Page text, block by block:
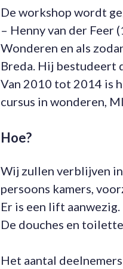
De workshop wordt
– Henny van der Feer
Wonderen en als
Breda. Hij bestudeert
Van 2010 tot 2014 is
cursus in wonderen,
Hoe?
Wij zullen verblijven
persoons kamers,
Er is een lift aanwezig.
De douches en
Het aantal